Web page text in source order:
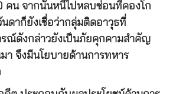
คน จากนั้นหนีไปหลบซ่อนที่คองโก
ดาก็ยังเชื่อว่ากลุ่มติดอาวุธที่
รณ์ดังกล่าวยังเป็นภัยคุกคามสำคัญ
า จึงมีนโยบายด้านการทหาร